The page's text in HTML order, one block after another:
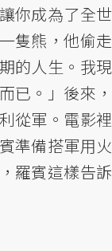
你成為了全世
隻熊，他偷走
的人生。我現
已。」後來，
從軍。電影裡
準備搭軍用火
羅賓這樣告訴